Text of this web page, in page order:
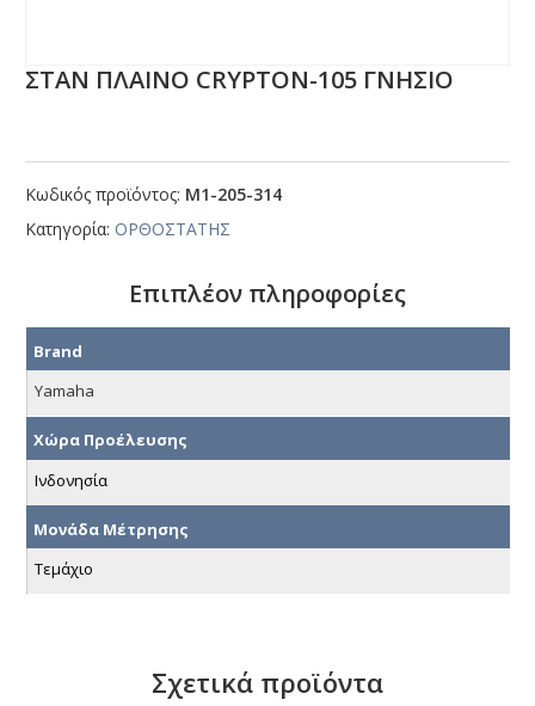
ΣΤΑΝ ΠΛΑΙΝΟ CRΥΡΤΟΝ-105 ΓΝΗΣΙΟ
Κωδικός προϊόντος: Μ1-205-314
Κατηγορία: ΟΡΘΟΣΤΑΤΗΣ
Επιπλέον πληροφορίες
Brand
Yamaha
Χώρα Προέλευσης
Ινδονησία
Μονάδα Μέτρησης
Τεμάχιο
Σχετικά προϊόντα